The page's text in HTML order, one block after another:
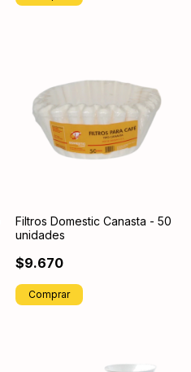
Filtros Domestic Canasta - 50
unidades
$9.670